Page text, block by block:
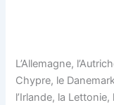
L’Allemagne,
Chypre, le
l’Irlande, la